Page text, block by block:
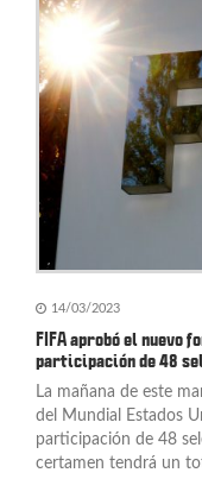
14/03/2023
FIFA aprobó el nuevo
participación de 48
La mañana de este
del Mundial Estados
participación de 48
certamen tendrá un